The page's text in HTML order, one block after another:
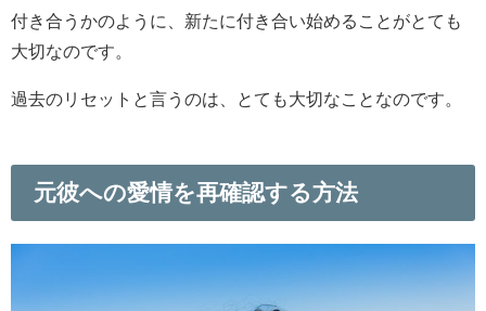
付き合うかのように、新たに付き合い始めることがとても
大切なのです。
過去のリセットと言うのは、とても大切なことなのです。
元彼への愛情を再確認する方法